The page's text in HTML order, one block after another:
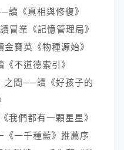
讀《真相與修復》
冒業《記憶管理局》
寶英《物種源始》
不道德索引》
之間──讀《好孩子的
我們都有一顆星星》
一千種藍》推薦序